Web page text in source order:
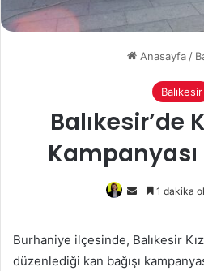
Anasayfa /
Balıkesir
Balıkesir’de
Bir
göndermek
1 dakika
Burhaniye ilçesinde, Balıkesir
düzenlediği kan bağışı